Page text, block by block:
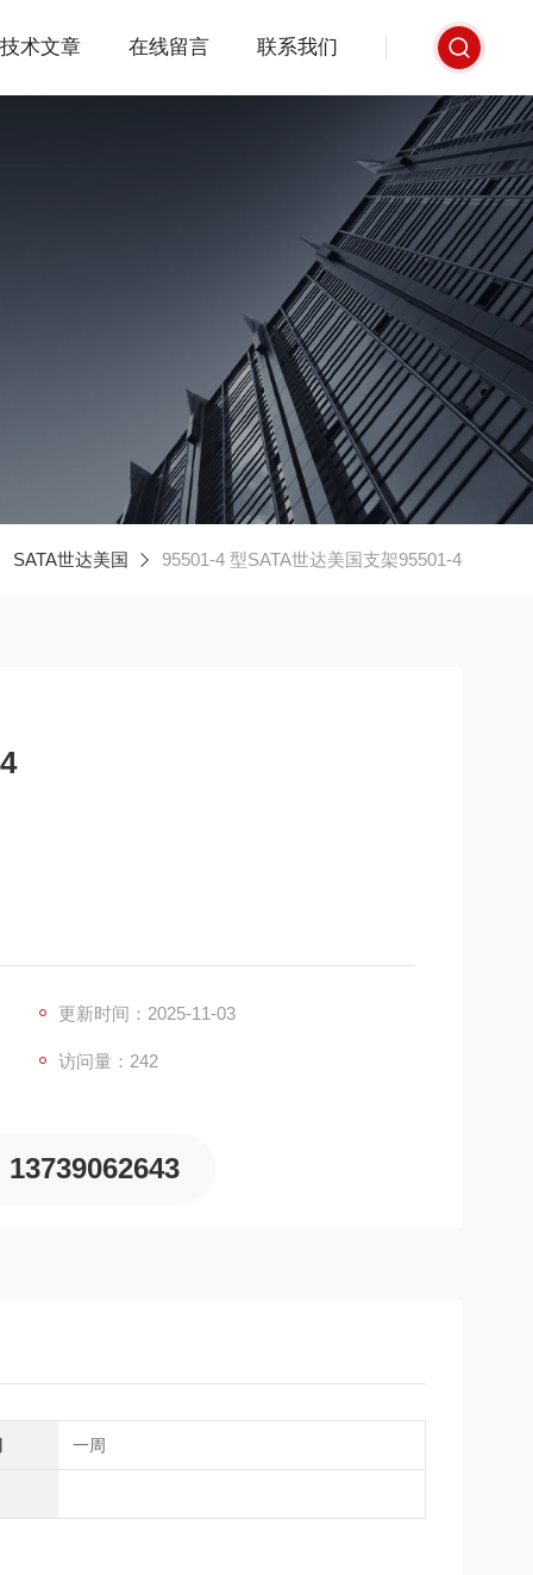
技术文章 在线留言 联系我们
SATA世达美国 95501-4 型SATA世达美国支架95501-4
高携带，满足不同工作场景的需求，增加使用的灵
或许会选用合金钢等材质，具有较好的耐磨性和
更新时间：2025-11-03
访问量：242
13739062643
一周